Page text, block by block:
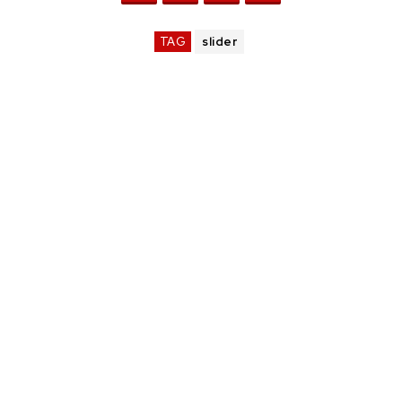
TAG slider